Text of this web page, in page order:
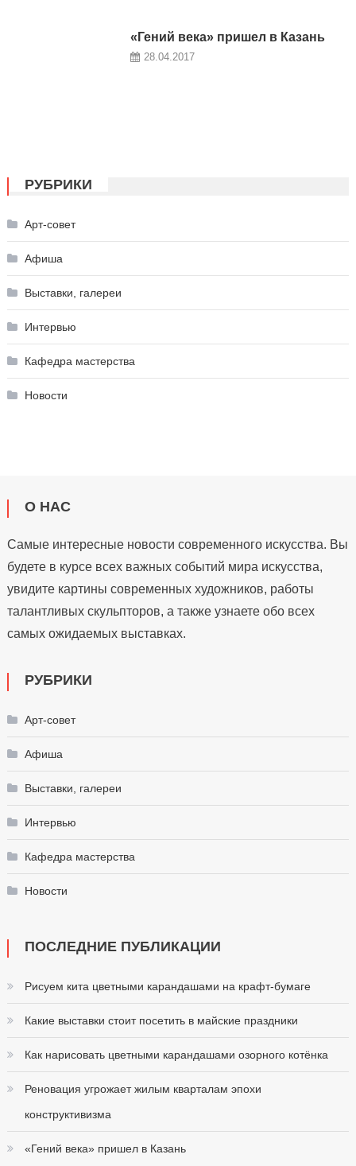
«Гений века» пришел в Казань
28.04.2017
РУБРИКИ
Арт-совет
Афиша
Выставки, галереи
Интервью
Кафедра мастерства
Новости
О НАС
Самые интересные новости современного искусства. Вы
будете в курсе всех важных событий мира искусства,
увидите картины современных художников, работы
талантливых скульпторов, а также узнаете обо всех
самых ожидаемых выставках.
РУБРИКИ
Арт-совет
Афиша
Выставки, галереи
Интервью
Кафедра мастерства
Новости
ПОСЛЕДНИЕ ПУБЛИКАЦИИ
Рисуем кита цветными карандашами на крафт-бумаге
Какие выставки стоит посетить в майские праздники
Как нарисовать цветными карандашами озорного котёнка
Реновация угрожает жилым кварталам эпохи
конструктивизма
«Гений века» пришел в Казань